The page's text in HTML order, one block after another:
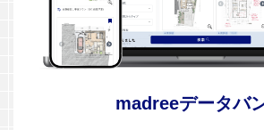
madreeデータバ